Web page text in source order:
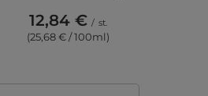
12,84 € / st.
(25,68 € / 100ml)